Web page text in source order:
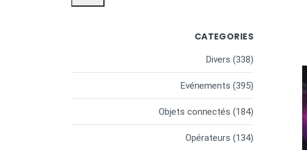
CATEGORIES
Divers (338)
Evénements (395)
Objets connectés (184)
Opérateurs (134)